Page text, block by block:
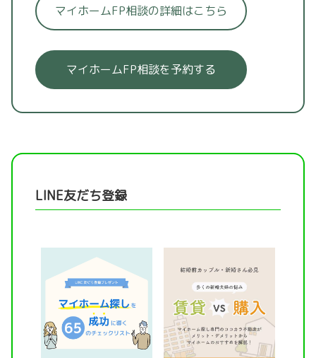
マイホームFP相談の詳細はこちら
マイホームFP相談を予約する
LINE友だち登録